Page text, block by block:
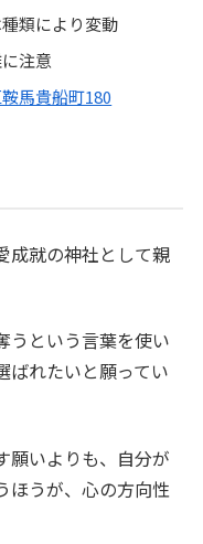
類により変動
注意
馬貴船町180
成就の神社として親
うという言葉を使い
ばれたいと願ってい
願いよりも、自分が
ほうが、心の方向性